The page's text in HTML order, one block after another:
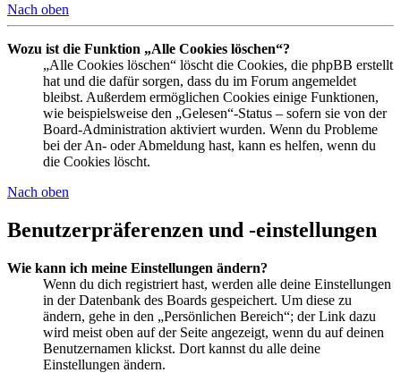
Nach oben
Wozu ist die Funktion „Alle Cookies löschen“?
„Alle Cookies löschen“ löscht die Cookies, die phpBB erstellt
hat und die dafür sorgen, dass du im Forum angemeldet
bleibst. Außerdem ermöglichen Cookies einige Funktionen,
wie beispielsweise den „Gelesen“-Status – sofern sie von der
Board-Administration aktiviert wurden. Wenn du Probleme
bei der An- oder Abmeldung hast, kann es helfen, wenn du
die Cookies löscht.
Nach oben
Benutzerpräferenzen und -einstellungen
Wie kann ich meine Einstellungen ändern?
Wenn du dich registriert hast, werden alle deine Einstellungen
in der Datenbank des Boards gespeichert. Um diese zu
ändern, gehe in den „Persönlichen Bereich“; der Link dazu
wird meist oben auf der Seite angezeigt, wenn du auf deinen
Benutzernamen klickst. Dort kannst du alle deine
Einstellungen ändern.